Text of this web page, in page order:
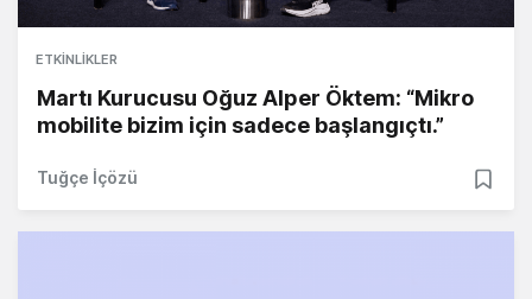
ETKINLIKLER
Martı Kurucusu Oğuz Alper Öktem: “Mikro
mobilite bizim için sadece başlangıçtı.”
Tuğçe İçözü